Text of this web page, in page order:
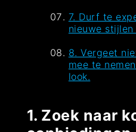
7. Durf te
nieuwe
8. Vergeet
mee te
look.
1. Zoek naar